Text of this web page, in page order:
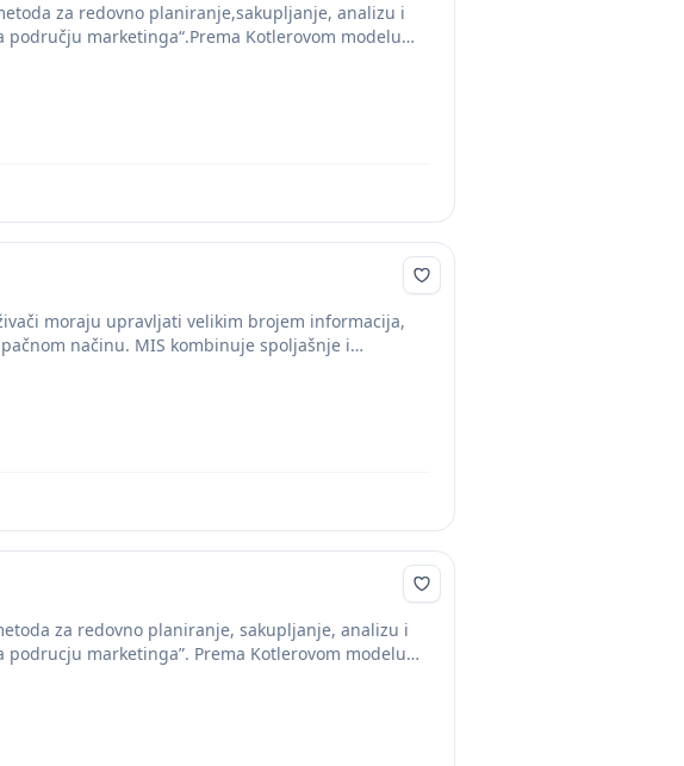
za redovno planiranje,sakupljanje, analizu i
marketinga“.Prema Kotlerovom modelu
moraju upravljati velikim brojem informacija,
načinu. MIS kombinuje spoljašnje i
za redovno planiranje, sakupljanje, analizu i
marketinga”. Prema Kotlerovom modelu